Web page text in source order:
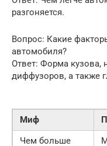
разгоняется.
Вопрос: Какие
автомобиля?
Ответ: Форма кузова,
диффузоров, а также
Миф
Чем больше